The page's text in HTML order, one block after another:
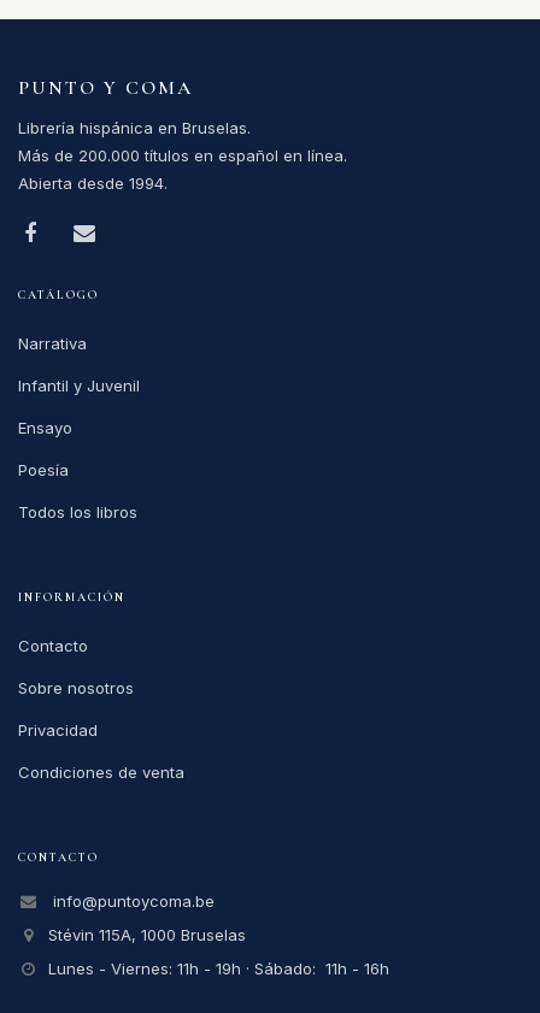
PUNTO Y COMA
Librería hispánica en Bruselas.
Más de 200.000 títulos en español en línea.
Abierta desde 1994.
CATÁLOGO
Narrativa
Infantil y Juvenil
Ensayo
Poesía
Todos los libros
INFORMACIÓN
Contacto
Sobre nosotros
Privacidad
Condiciones de venta
CONTACTO
info@puntoycoma.be
Stévin 115A, 1000 Bruselas
Lunes - Viernes: 11h - 19h · Sábado: 11h - 16h